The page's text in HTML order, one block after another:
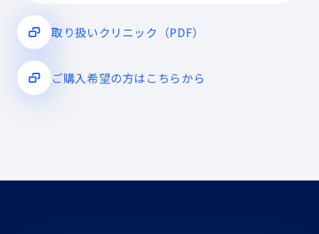
取り扱いクリニック（PDF）
ご購入希望の方はこちらから